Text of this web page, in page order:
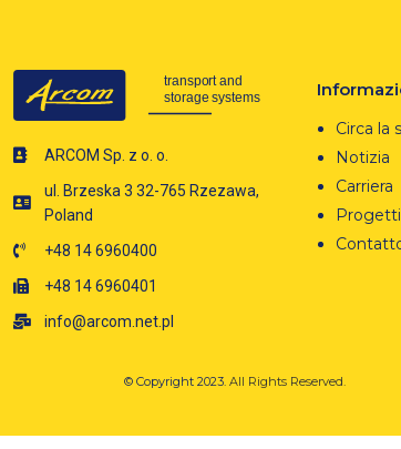
ARCOM Sp. z o. o.
ul. Brzeska 3 32-765 Rzezawa,
Poland
+48 14 6960400
+48 14 6960401
info@arcom.net.pl
Circa la
Notizia
Carriera
© Copyright 2023. All Rights Reserved.